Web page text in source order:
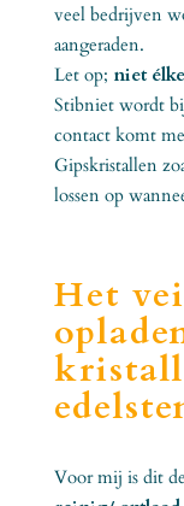
veel bedrijven
aangeraden.
Let op; niet
Stibniet wordt
contact komt
Gipskristallen
lossen op
Het
Voor mij is dit